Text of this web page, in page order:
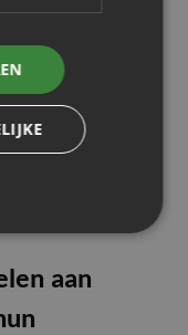
aardig
goed op weg
en uitleg van
deelnemen aan
maandmeeting
en zijn altijd
aan